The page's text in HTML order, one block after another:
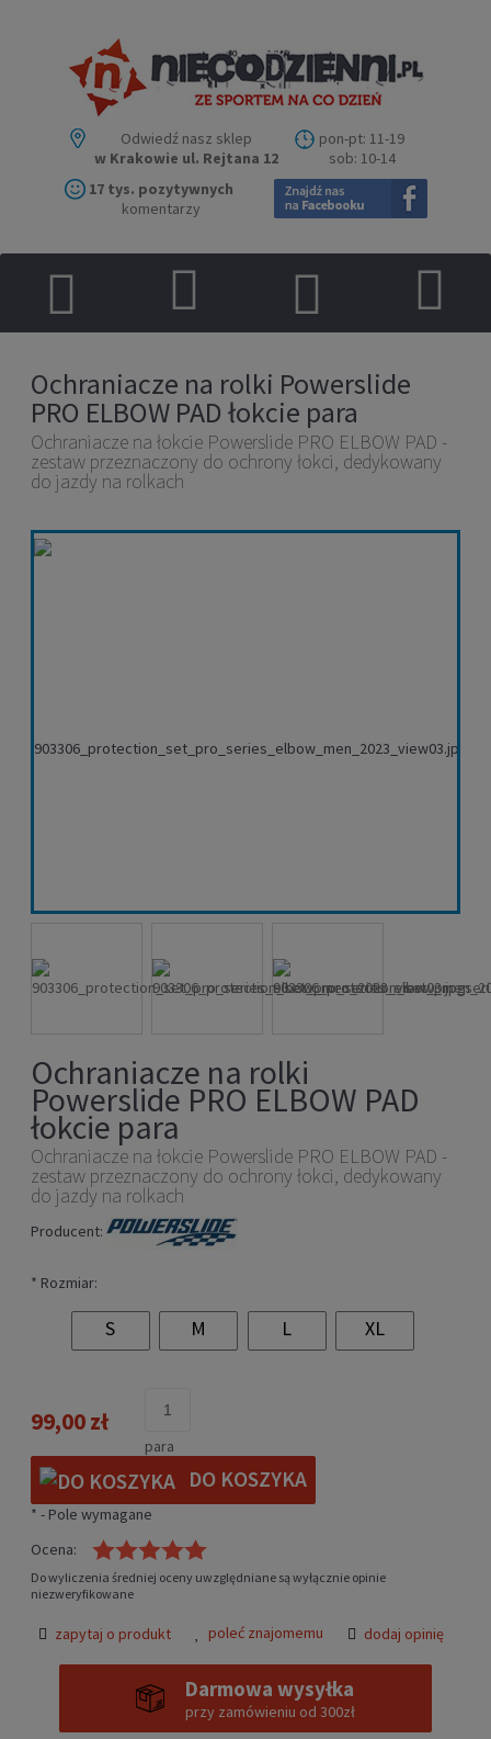
Odwiedź nasz sklep
w Krakowie ul. Rejtana 12
pon-pt: 11-19
sob: 10-14
17 tys. pozytywnych
komentarzy
Ochraniacze na rolki Powerslide
PRO ELBOW PAD łokcie para
Ochraniacze na łokcie Powerslide PRO ELBOW PAD -
zestaw przeznaczony do ochrony łokci, dedykowany
do jazdy na rolkach
Ochraniacze na rolki
Powerslide PRO ELBOW PAD
łokcie para
Ochraniacze na łokcie Powerslide PRO ELBOW PAD -
zestaw przeznaczony do ochrony łokci, dedykowany
do jazdy na rolkach
Producent:
* Rozmiar:
S M L XL
99,00 zł
para
DO KOSZYKA
* - Pole wymagane
Ocena:
Do wyliczenia średniej oceny uwzględniane są wyłącznie opinie
niezweryfikowane
zapytaj o produkt poleć znajomemu dodaj opinię
Darmowa wysyłka
przy zamówieniu od 300zł